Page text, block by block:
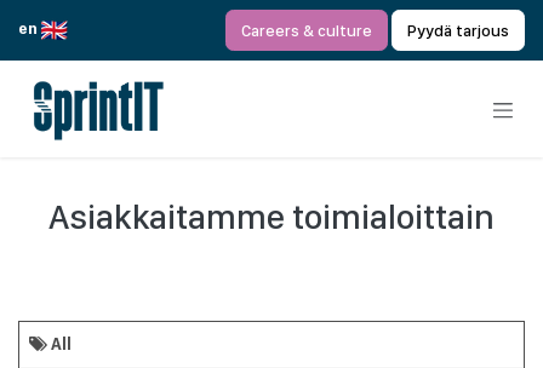
en
Careers & culture Pyydä tarjous
Asiakkaitamme toimialoittain
All